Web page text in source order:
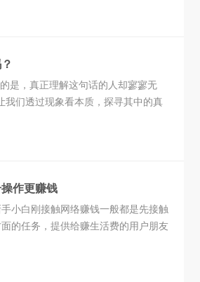
是，真正理解这句话的人却寥寥无
我们透过现象看本质，探寻其中的真
作更赚钱
小白刚接触网络赚钱一般都是先接触
的任务，提供给赚生活费的用户朋友